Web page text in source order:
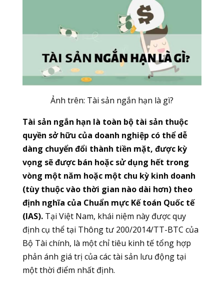
Ảnh trên: Tài sản ngắn hạn là gì?
Tài sản ngắn hạn là toàn bộ tài sản thuộc
quyền sở hữu của doanh nghiệp có thể dễ
dàng chuyển đổi thành tiền mặt, được kỳ
vọng sẽ được bán hoặc sử dụng hết trong
vòng một năm hoặc một chu kỳ kinh doanh
(tùy thuộc vào thời gian nào dài hơn) theo
định nghĩa của Chuẩn mực Kế toán Quốc tế
(IAS).Tại Việt Nam, khái niệm này được quy
định cụ thể tại Thông tư 200/2014/TT-BTC của
Bộ Tài chính, là một chỉ tiêu kinh tế tổng hợp
phản ánh giá trị của các tài sản lưu động tại
một thời điểm nhất định.